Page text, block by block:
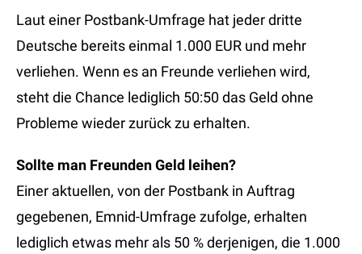
Laut einer Postbank-Umfrage hat jeder dritte
Deutsche bereits einmal 1.000 EUR und mehr
verliehen. Wenn es an Freunde verliehen wird,
steht die Chance lediglich 50:50 das Geld ohne
Probleme wieder zurück zu erhalten.
Sollte man Freunden Geld leihen?
Einer aktuellen, von der Postbank in Auftrag
gegebenen, Emnid-Umfrage zufolge, erhalten
lediglich etwas mehr als 50 % derjenigen, die 1.000